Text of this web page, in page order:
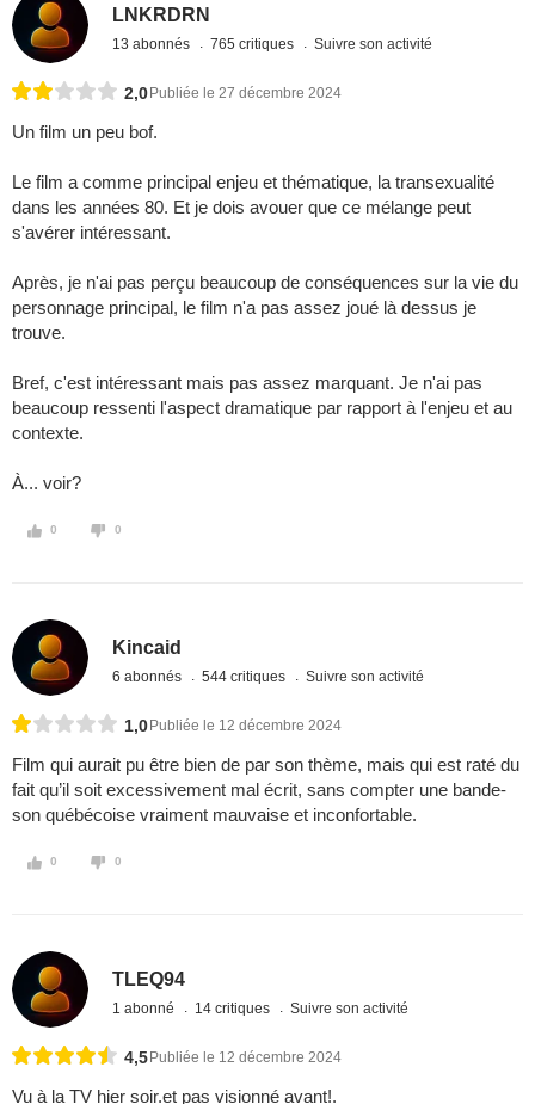
LNKRDRN
13 abonnés 765 critiques Suivre son activité
2,0 Publiée le 27 décembre 2024
Un film un peu bof.
Le film a comme principal enjeu et thématique, la transexualité
dans les années 80. Et je dois avouer que ce mélange peut
s'avérer intéressant.
Après, je n'ai pas perçu beaucoup de conséquences sur la vie du
personnage principal, le film n'a pas assez joué là dessus je
trouve.
Bref, c'est intéressant mais pas assez marquant. Je n'ai pas
beaucoup ressenti l'aspect dramatique par rapport à l'enjeu et au
contexte.
À... voir?
0 0
Kincaid
6 abonnés 544 critiques Suivre son activité
1,0 Publiée le 12 décembre 2024
Film qui aurait pu être bien de par son thème, mais qui est raté du
fait qu’il soit excessivement mal écrit, sans compter une bande-
son québécoise vraiment mauvaise et inconfortable.
0 0
TLEQ94
1 abonné 14 critiques Suivre son activité
4,5 Publiée le 12 décembre 2024
Vu à la TV hier soir.et pas visionné avant!.